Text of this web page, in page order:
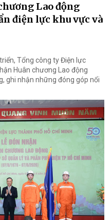
Lao động
điện lực khu vực và
Tổng công ty Điện lực
Huân chương Lao động
ghi nhận những đóng góp nổi